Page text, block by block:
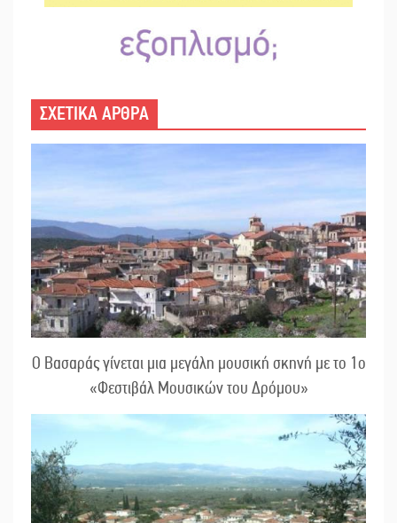
ΣΧΕΤΙΚΑ ΑΡΘΡΑ
Ο Βασαράς γίνεται μια μεγάλη μουσική σκηνή με το 1ο
«Φεστιβάλ Μουσικών του Δρόμου»